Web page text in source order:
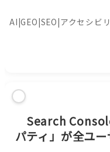
AI|GEO|SEO|アクセシビ
Search
パティ」が全ユ